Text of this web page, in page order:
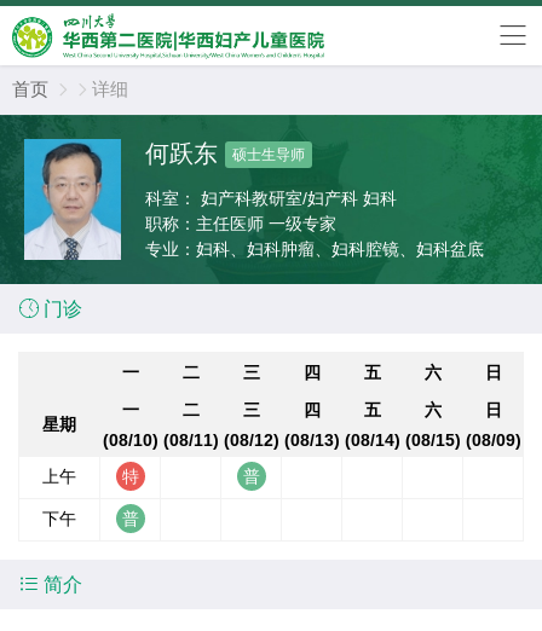
首页   详细
何跃东 硕士生导师
科室：
妇产科教研室/妇产科 妇科
职称： 主任医师 一级专家
专业： 妇科、妇科肿瘤、妇科腔镜、妇科盆底
 门诊
一 二 三 四 五 六 日
星期
一
(08/10)
二
(08/11)
三
(08/12)
四
(08/13)
五
(08/14)
六
(08/15)
日
(08/09)
上午
下午
 简介